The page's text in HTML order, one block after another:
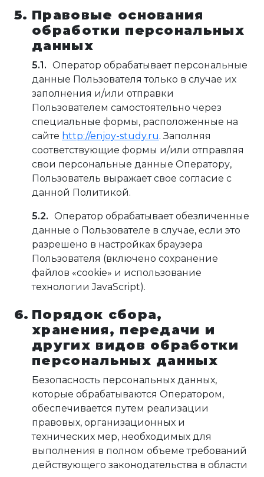
Правовые основания
обработки персональных
данных
Оператор обрабатывает персональные
данные Пользователя только в случае их
заполнения и/или отправки
Пользователем самостоятельно через
специальные формы, расположенные на
сайте http://enjoy-study.ru. Заполняя
соответствующие формы и/или отправляя
свои персональные данные Оператору,
Пользователь выражает свое согласие с
данной Политикой.
Оператор обрабатывает обезличенные
данные о Пользователе в случае, если это
разрешено в настройках браузера
Пользователя (включено сохранение
файлов «cookie» и использование
технологии JavaScript).
Порядок сбора,
хранения, передачи и
других видов обработки
персональных данных
Безопасность персональных данных,
которые обрабатываются Оператором,
обеспечивается путем реализации
правовых, организационных и
технических мер, необходимых для
выполнения в полном объеме требований
действующего законодательства в области